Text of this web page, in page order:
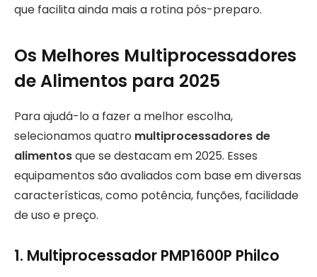
que facilita ainda mais a rotina pós-preparo.
Os Melhores Multiprocessadores
de Alimentos para 2025
Para ajudá-lo a fazer a melhor escolha,
selecionamos quatro multiprocessadores de
alimentosque se destacam em 2025. Esses
equipamentos são avaliados com base em diversas
características, como potência, funções, facilidade
de uso e preço.
1. Multiprocessador PMP1600P Philco